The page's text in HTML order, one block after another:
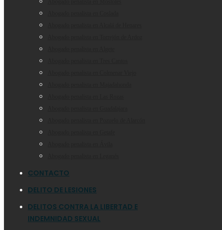
CONTACTO
DELITO DE LESIONES
DELITOS CONTRA LA LIBERTAD E
INDEMNIDAD SEXUAL